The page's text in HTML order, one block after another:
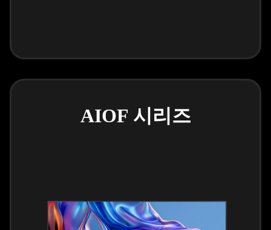
AIOF 시리즈